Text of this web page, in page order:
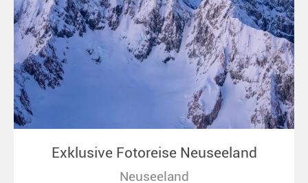
Exklusive Fotoreise Neuseeland
Neuseeland